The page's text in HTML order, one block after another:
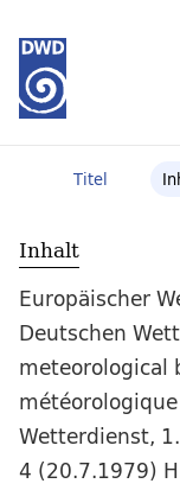
Titel
Inhalt
Europäischer
Deutschen
Wetterdienst,
4 (20.7.1979)